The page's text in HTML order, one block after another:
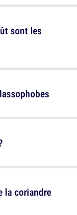
sont les
la coriandre